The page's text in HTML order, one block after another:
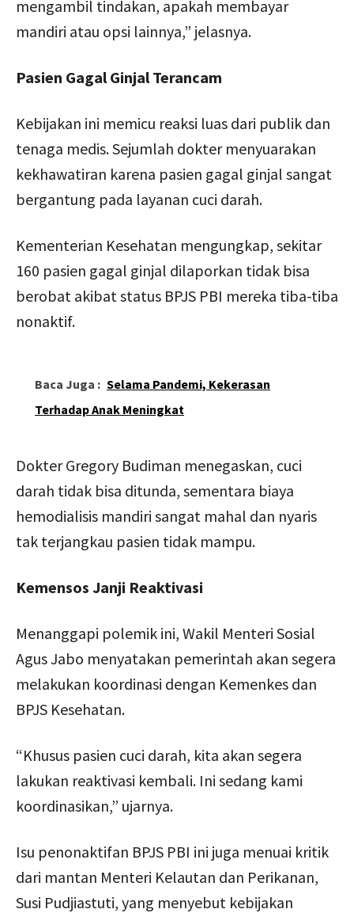
mengambil tindakan, apakah membayar
mandiri atau opsi lainnya,” jelasnya.
Pasien Gagal Ginjal Terancam
Kebijakan ini memicu reaksi luas dari publik dan
tenaga medis. Sejumlah dokter menyuarakan
kekhawatiran karena pasien gagal ginjal sangat
bergantung pada layanan cuci darah.
Kementerian Kesehatan mengungkap, sekitar
160 pasien gagal ginjal dilaporkan tidak bisa
berobat akibat status BPJS PBI mereka tiba-tiba
nonaktif.
Baca Juga : Selama Pandemi, Kekerasan
Terhadap Anak Meningkat
Dokter Gregory Budiman menegaskan, cuci
darah tidak bisa ditunda, sementara biaya
hemodialisis mandiri sangat mahal dan nyaris
tak terjangkau pasien tidak mampu.
Kemensos Janji Reaktivasi
Menanggapi polemik ini, Wakil Menteri Sosial
Agus Jabo menyatakan pemerintah akan segera
melakukan koordinasi dengan Kemenkes dan
BPJS Kesehatan.
“Khusus pasien cuci darah, kita akan segera
lakukan reaktivasi kembali. Ini sedang kami
koordinasikan,” ujarnya.
Isu penonaktifan BPJS PBI ini juga menuai kritik
dari mantan Menteri Kelautan dan Perikanan,
Susi Pudjiastuti, yang menyebut kebijakan